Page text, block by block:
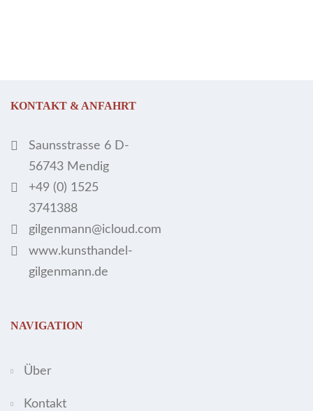
KONTAKT & ANFAHRT
Saunsstrasse 6 D-
56743 Mendig
+49 (0) 1525
3741388
gilgenmann@icloud.com
www.kunsthandel-
gilgenmann.de
NAVIGATION
Über
Kontakt